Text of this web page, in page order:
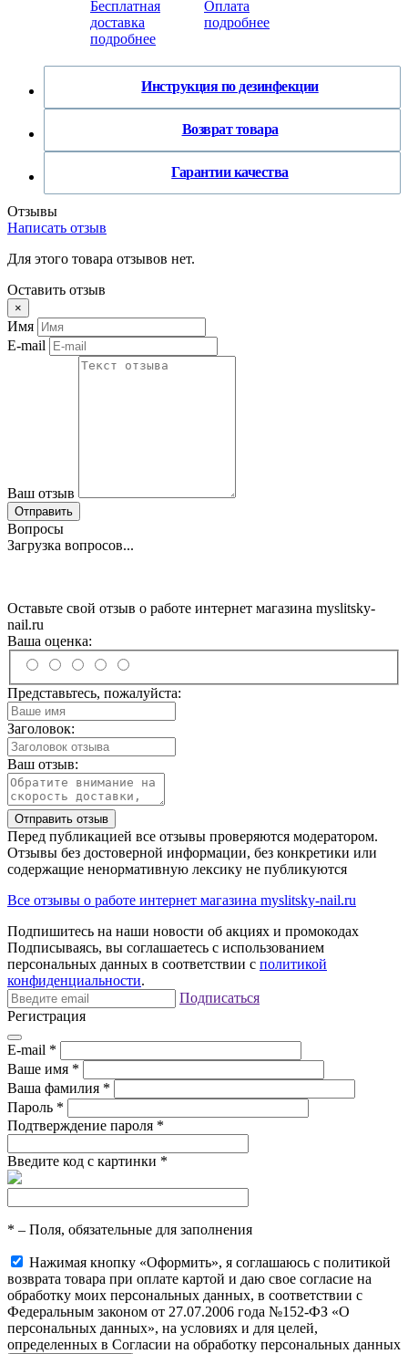
Бесплатная
доставка
подробнее
Оплата
подробнее
Инструкция по дезинфекции
Возврат товара
Гарантии качества
Отзывы
Написать отзыв
Для этого товара отзывов нет.
Оставить отзыв
×
Имя
E-mail
Ваш отзыв
Отправить
Вопросы
Загрузка вопросов...
Оставьте свой отзыв о работе интернет магазина myslitsky-
nail.ru
Ваша оценка:
Представьтесь, пожалуйста:
Заголовок:
Ваш отзыв:
Отправить отзыв
Перед публикацией все отзывы проверяются модератором.
Отзывы без достоверной информации, без конкретики или
содержащие ненормативную лексику не публикуются
Все отзывы о работе интернет магазина myslitsky-nail.ru
Подпишитесь на наши новости об акциях и промокодах
Подписываясь, вы соглашаетесь с использованием
персональных данных в соответствии с политикой
конфиденциальности.
Подписаться
Регистрация
E-mail *
Ваше имя *
Ваша фамилия *
Пароль *
Подтверждение пароля *
Введите код с картинки *
* – Поля, обязательные для заполнения
Нажимая кнопку «Оформить», я соглашаюсь с политикой
возврата товара при оплате картой и даю свое согласие на
обработку моих персональных данных, в соответствии с
Федеральным законом от 27.07.2006 года №152-ФЗ «О
персональных данных», на условиях и для целей,
определенных в Согласии на обработку персональных данных